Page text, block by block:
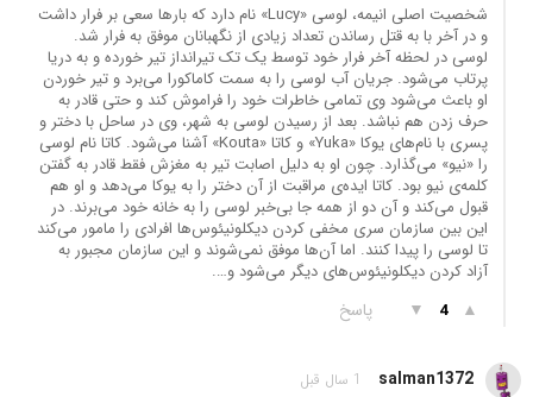
شخصیت اصلی انیمه، لوسی «Lucy» نام دارد که بارها سعی بر فرار داشت
و در آخر با به قتل رساندن تعداد زیادی از نگهبانان موفق به فرار شد.
لوسی در لحظه آخر فرار خود توسط یک تک تیرانداز تیر خورده و به دریا
پرتاب می‌شود. جریان آب لوسی را به سمت کاماکورا می‌برد و تیر خوردن
او باعث می‌شود وی تمامی خاطرات خود را فراموش کند و حتی قادر به
حرف زدن هم نباشد. بعد از رسیدن لوسی به شهر، وی در ساحل با دختر و
پسری با نام‌های یوکا «Yuka» و کاتا «Kouta» آشنا می‌شود. کاتا نام لوسی
را «نیو» می‌گذارد. چون او به دلیل اصابت تیر به مغزش فقط قادر به گفتن
کلمه‌ی نیو بود. کاتا ایده‌ی مراقبت از آن دختر را به یوکا می‌دهد و او هم
قبول می‌کند و آن دو از همه جا بی‌خبر لوسی را به خانه خود می‌برند. در
این بین سازمان سری مخفی کردن دیکلونیئوس‌ها افرادی را مامور می‌کند
تا لوسی را پیدا کنند. اما آن‌ها موفق نمی‌شوند و این سازمان مجبور به
آزاد کردن دیکلونیئوس‌های دیگر می‌شود و….
▲
4
▼ پاسخ
salman1372 1 سال قبل